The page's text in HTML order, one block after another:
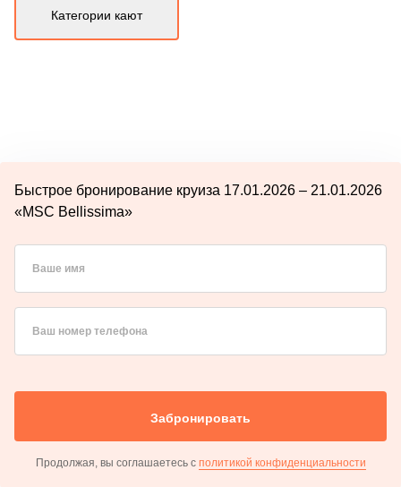
Категории кают
Быстрое бронирование круиза 17.01.2026 – 21.01.2026
«MSC Bellissima»
Ваше имя
Ваш номер телефона
Забронировать
Продолжая, вы соглашаетесь с политикой конфиденциальности